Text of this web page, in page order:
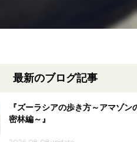
最新のブログ記事
『ズーラシアの歩き方～アマゾン
密林編～』